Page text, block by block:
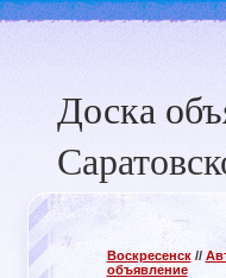
Доска
Воскресенск//
объявление